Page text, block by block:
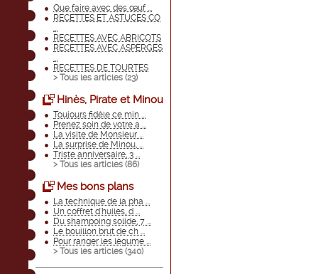
Que faire avec des œuf ...
RECETTES ET ASTUCES CO
...
RECETTES AVEC ABRICOTS
RECETTES AVEC ASPERGES
...
RECETTES DE TOURTES
> Tous les articles (23)
Hinès, Pirate et Minou
Toujours fidèle ce min ...
Prenez soin de votre a ...
La visite de Monsieur ...
La surprise de Minou, ...
Triste anniversaire, 3 ...
> Tous les articles (86)
Mes bons plans
La technique de la pha ...
Un coffret d'huiles, d ...
Du shampoing solide, 7 ...
Le bouillon brut de ch ...
Pour ranger les légume ...
> Tous les articles (340)